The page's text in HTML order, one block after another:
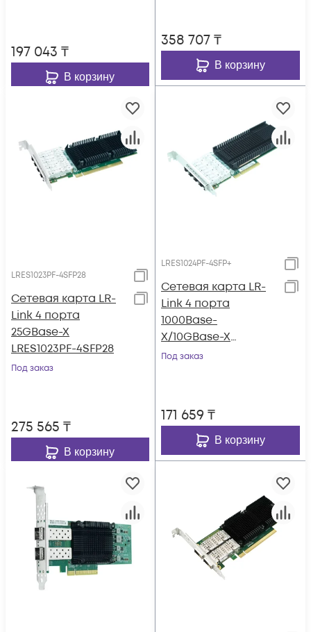
197 043 ₸
В корзину
358 707₸
В корзину
LRES1023PF-4SFP28
Сетевая карта LR-
Link 4 порта
25GBase-X
LRES1023PF-4SFP28
Под заказ
275 565 ₸
В корзину
LRES1024PF-4SFP+
Сетевая карта LR-
Link 4 порта
1000Base-
X/10GBase-X
LRES1024PF-4SFP+
Под заказ
171 659 ₸
В корзину